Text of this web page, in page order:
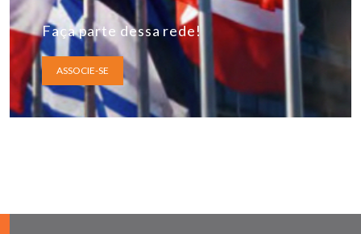
Faça parte dessa rede!
ASSOCIE-SE